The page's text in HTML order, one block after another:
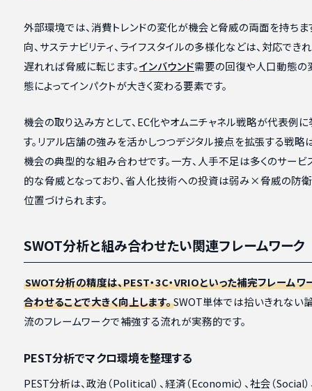
外部環境では、消費トレンドの変化が機会と脅威の両面を持ちま
向、サステナビリティ、ライフスタイルの多様化などは、対応でき
遅れれば脅威に転じます。インバウンド需要の回復や人口動態の
態によってインパクトが大きく変わる要素です。
機会の取り込み方として、EC化やオムニチャネル戦略が代表例
す。リアル店舗の強みを活かしつつデジタル接点を拡張する戦略
機会の典型的な組み合わせです。一方、人手不足は多くのサー
的な脅威となっており、省人化技術への投資は弱み×脅威の防
位置づけられます。
SWOT分析と組み合わせたい関連フレームワーク
SWOT分析の精度は、PEST・3C・VRIOといった補完フレームワ
合わせることで大きく向上します。SWOT単体では拾いきれない
流のフレームワークで補強する流れが実務的です。
PEST分析でマクロ環境を整理する
PEST分析は、政治（Political）、経済（Economic）、社会（Social